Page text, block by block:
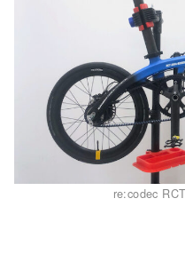
re:codec